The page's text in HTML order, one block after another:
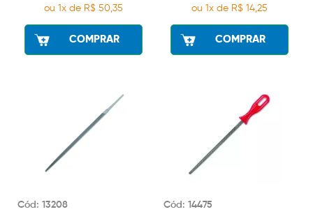
ou 1x de R$ 50,35
COMPRAR
ou 1x de R$ 14,25
COMPRAR
Cód: 13208 Cód: 14475